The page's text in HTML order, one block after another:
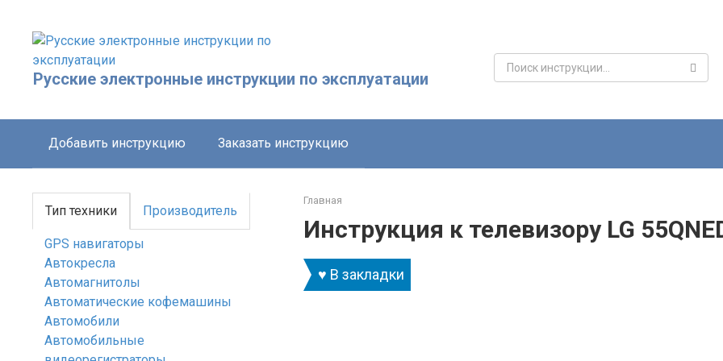
контенту
Русские электронные инструкции по эксплуатации
Поиск:
Добавить инструкцию Заказать инструкцию
Главная
Инструкция к телевизору LG
♥ В закладки
Тип техники Производитель
GPS навигаторы
Автокресла
Автомагнитолы
Автоматические кофемашины
Автомобили
Автомобильные